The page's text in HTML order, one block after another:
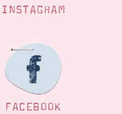
INSTAGRAM
FACEBOOK